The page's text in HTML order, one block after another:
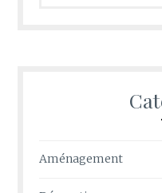
Aménagement